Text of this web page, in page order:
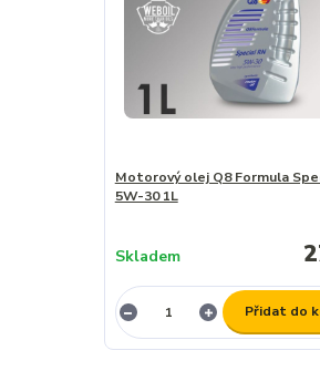
Motorový olej Q8 Formula
5W-30 1L
Skladem
Přidat do